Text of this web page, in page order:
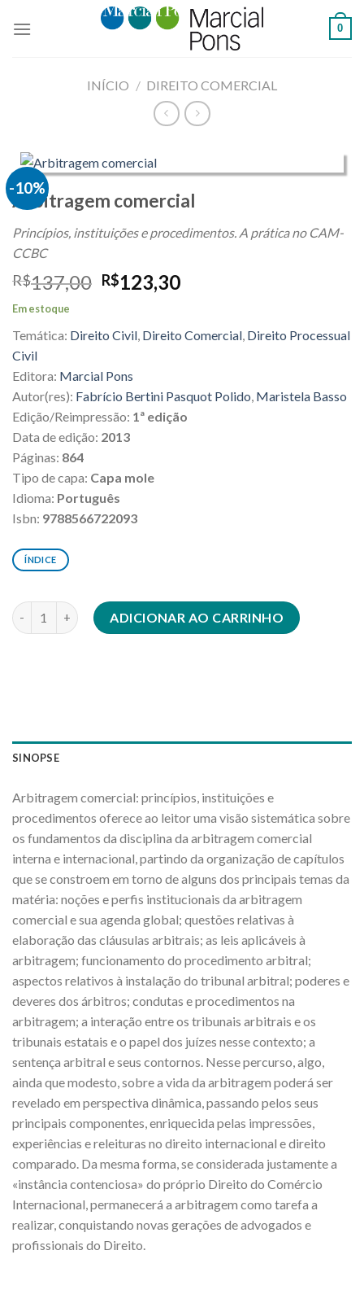
0
INÍCIO / DIREITO COMERCIAL
-10%
Arbitragem comercial
Princípios, instituições e procedimentos. A prática no CAM-
CCBC
R$137,00 O
era:
R$123,30O
é:
Em estoque
Temática: Direito Civil, Direito Comercial, Direito Processual
Civil
Editora: Marcial Pons
Autor(res): Fabrício Bertini Pasquot Polido, Maristela Basso
Edição/Reimpressão: 1ª edição
Data de edição: 2013
Páginas: 864
Tipo de capa: Capa mole
Idioma: Português
Isbn: 9788566722093
ÍNDICE
Arbitragem comercial quantidadeADICIONAR AO CARRINHO
SINOPSE
Arbitragem comercial: princípios, instituições e
procedimentos oferece ao leitor uma visão sistemática sobre
os fundamentos da disciplina da arbitragem comercial
interna e internacional, partindo da organização de capítulos
que se constroem em torno de alguns dos principais temas da
matéria: noções e perfis institucionais da arbitragem
comercial e sua agenda global; questões relativas à
elaboração das cláusulas arbitrais; as leis aplicáveis à
arbitragem; funcionamento do procedimento arbitral;
aspectos relativos à instalação do tribunal arbitral; poderes e
deveres dos árbitros; condutas e procedimentos na
arbitragem; a interação entre os tribunais arbitrais e os
tribunais estatais e o papel dos juízes nesse contexto; a
sentença arbitral e seus contornos. Nesse percurso, algo,
ainda que modesto, sobre a vida da arbitragem poderá ser
revelado em perspectiva dinâmica, passando pelos seus
principais componentes, enriquecida pelas impressões,
experiências e releituras no direito internacional e direito
comparado. Da mesma forma, se considerada justamente a
«instância contenciosa» do próprio Direito do Comércio
Internacional, permanecerá a arbitragem como tarefa a
realizar, conquistando novas gerações de advogados e
profissionais do Direito.